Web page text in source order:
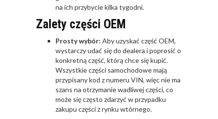
na ich przybycie kilka tygodni.
Zalety części OEM
Prosty wybór: Aby uzyskać część OEM,
wystarczy udać się do dealera i poprosić o
konkretną część, którą chce się kupić.
Wszystkie części samochodowe mają
przypisany kod z numeru VIN, więc nie ma
szans na otrzymanie wadliwej części, co
może się często zdarzyć w przypadku
zakupu części z rynku wtórnego.